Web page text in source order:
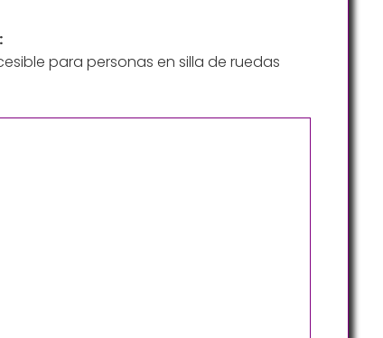
para personas en silla de ruedas